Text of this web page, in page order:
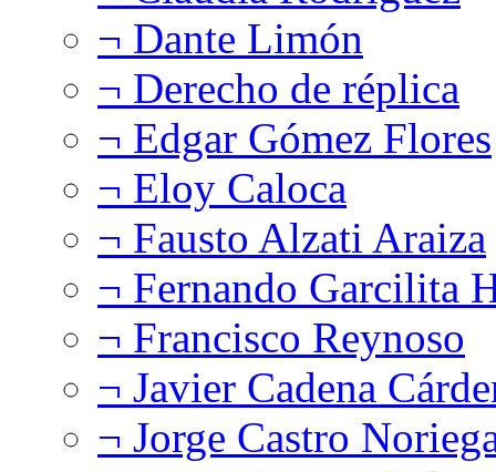
¬ Dante Limón
¬ Derecho de réplica
¬ Edgar Gómez Flores
¬ Eloy Caloca
¬ Fausto Alzati Araiza
¬ Fernando Garcilita
¬ Francisco Reynoso
¬ Javier Cadena
¬ Jorge Castro